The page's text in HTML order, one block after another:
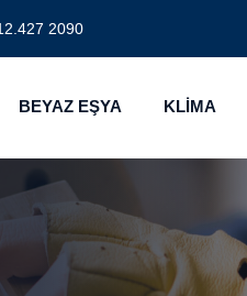
2090
BEYAZ EŞYA KLİMA